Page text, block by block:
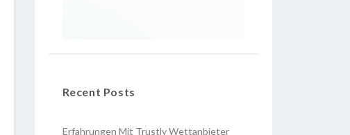
Recent Posts
Erfahrungen Mit Trustly Wettanbieter